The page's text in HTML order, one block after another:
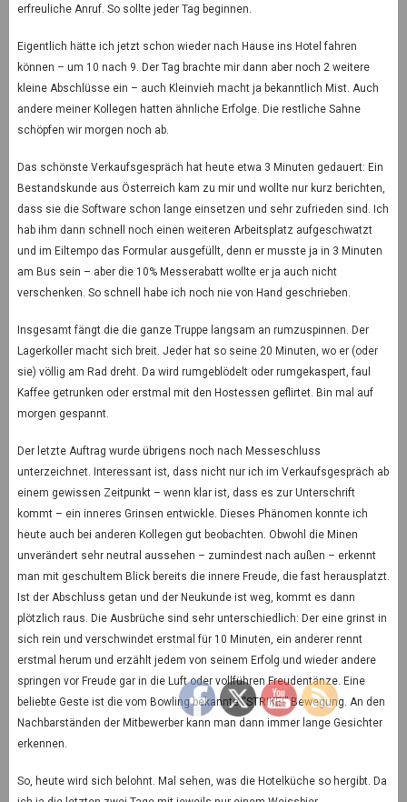
erfreuliche Anruf. So sollte jeder Tag beginnen.
Eigentlich hätte ich jetzt schon wieder nach Hause ins Hotel fahren
können – um 10 nach 9. Der Tag brachte mir dann aber noch 2 weitere
kleine Abschlüsse ein – auch Kleinvieh macht ja bekanntlich Mist. Auch
andere meiner Kollegen hatten ähnliche Erfolge. Die restliche Sahne
schöpfen wir morgen noch ab.
Das schönste Verkaufsgespräch hat heute etwa 3 Minuten gedauert: Ein
Bestandskunde aus Österreich kam zu mir und wollte nur kurz berichten,
dass sie die Software schon lange einsetzen und sehr zufrieden sind. Ich
hab ihm dann schnell noch einen weiteren Arbeitsplatz aufgeschwatzt
und im Eiltempo das Formular ausgefüllt, denn er musste ja in 3 Minuten
am Bus sein – aber die 10% Messerabatt wollte er ja auch nicht
verschenken. So schnell habe ich noch nie von Hand geschrieben.
Insgesamt fängt die die ganze Truppe langsam an rumzuspinnen. Der
Lagerkoller macht sich breit. Jeder hat so seine 20 Minuten, wo er (oder
sie) völlig am Rad dreht. Da wird rumgeblödelt oder rumgekaspert, faul
Kaffee getrunken oder erstmal mit den Hostessen geflirtet. Bin mal auf
morgen gespannt.
Der letzte Auftrag wurde übrigens noch nach Messeschluss
unterzeichnet. Interessant ist, dass nicht nur ich im Verkaufsgespräch ab
einem gewissen Zeitpunkt – wenn klar ist, dass es zur Unterschrift
kommt – ein inneres Grinsen entwickle. Dieses Phänomen konnte ich
heute auch bei anderen Kollegen gut beobachten. Obwohl die Minen
unverändert sehr neutral aussehen – zumindest nach außen – erkennt
man mit geschultem Blick bereits die innere Freude, die fast herausplatzt.
Ist der Abschluss getan und der Neukunde ist weg, kommt es dann
plötzlich raus. Die Ausbrüche sind sehr unterschiedlich: Der eine grinst in
sich rein und verschwindet erstmal für 10 Minuten, ein anderer rennt
erstmal herum und erzählt jedem von seinem Erfolg und wieder andere
springen vor Freude gar in die Luft oder vollführen Freudentänze. Eine
beliebte Geste ist die vom Bowling bekannte “STRIKE!” Bewegung. An den
Nachbarständen der Mitbewerber kann man dann immer lange Gesichter
erkennen.
So, heute wird sich belohnt. Mal sehen, was die Hotelküche so hergibt. Da